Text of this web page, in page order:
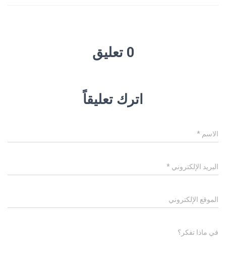
0 تعليق
اترك تعليقاً
الاسم *
البريد الإلكتروني *
الموقع الإلكتروني
في ماذا تفكر؟